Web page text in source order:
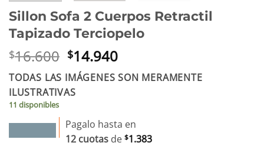
Sillon Sofa 2 Cuerpos Retractil
Tapizado Terciopelo
$16.600 El
precio
original
era:
$14.940El
precio
actual
TODAS LAS IMÁGENES SON MERAMENTE
ILUSTRATIVAS
11 disponibles
Pagalo hasta en
12 cuotas de $1.383